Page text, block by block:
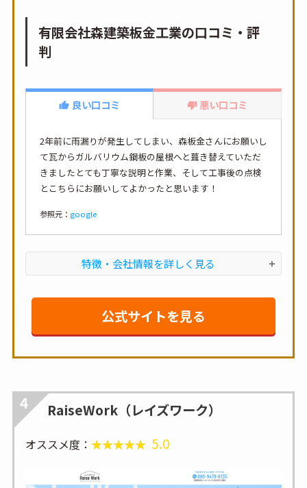
有限会社森建築板金工業の口コミ・評
判
良い口コミ 悪い口コミ
2年前に雨漏りが発生してしまい、森板金さんにお願いし
て瓦からガルバリウム鋼板の屋根へと葺き替えていただ
きましたとても丁寧な説明と作業、そして工事後の点検
とこちらにお願いしてよかったと思います！
参照元： google
特徴・会社情報を詳しく見る
公式サイトを見る
4 RaiseWork（レイズワーク）
オススメ度： 5.0